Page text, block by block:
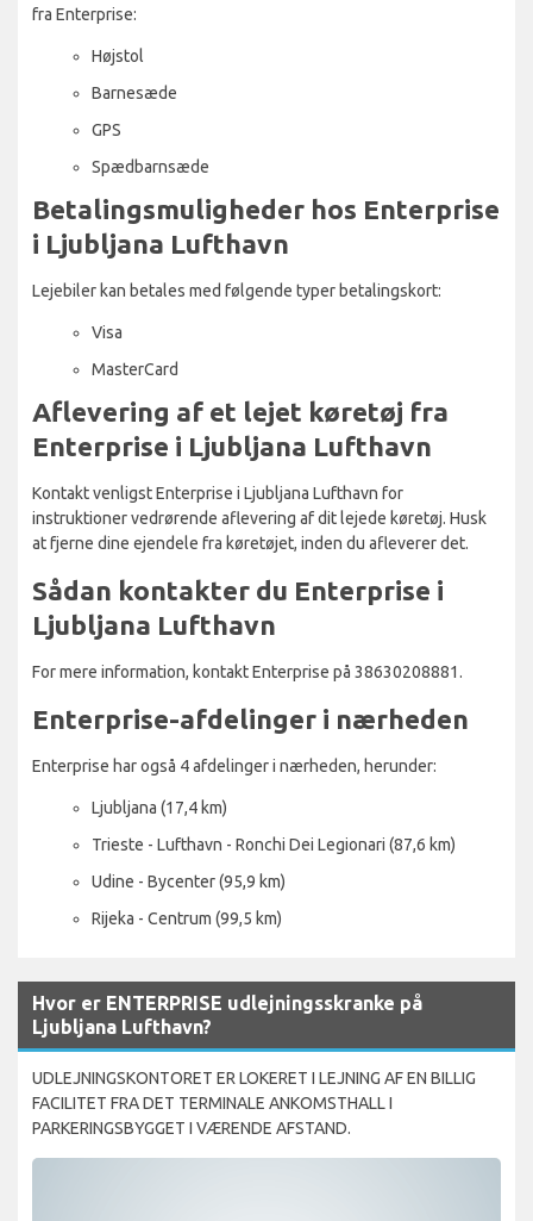
fra Enterprise:
Højstol
Barnesæde
GPS
Spædbarnsæde
Betalingsmuligheder hos Enterprise
i Ljubljana Lufthavn
Lejebiler kan betales med følgende typer betalingskort:
Visa
MasterCard
Aflevering af et lejet køretøj fra
Enterprise i Ljubljana Lufthavn
Kontakt venligst Enterprise i Ljubljana Lufthavn for
instruktioner vedrørende aflevering af dit lejede køretøj. Husk
at fjerne dine ejendele fra køretøjet, inden du afleverer det.
Sådan kontakter du Enterprise i
Ljubljana Lufthavn
For mere information, kontakt Enterprise på 38630208881.
Enterprise-afdelinger i nærheden
Enterprise har også 4 afdelinger i nærheden, herunder:
Ljubljana (17,4 km)
Trieste - Lufthavn - Ronchi Dei Legionari (87,6 km)
Udine - Bycenter (95,9 km)
Rijeka - Centrum (99,5 km)
Hvor er ENTERPRISE udlejningsskranke på
Ljubljana Lufthavn?
UDLEJNINGSKONTORET ER LOKERET I LEJNING AF EN BILLIG
FACILITET FRA DET TERMINALE ANKOMSTHALL I
PARKERINGSBYGGET I VÆRENDE AFSTAND.